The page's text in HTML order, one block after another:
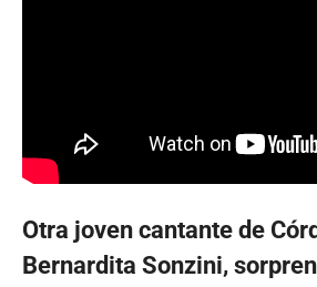
Otra joven cantante de
Bernardita Sonzini,